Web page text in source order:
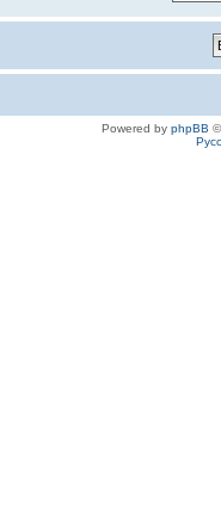
Powered by phpBB